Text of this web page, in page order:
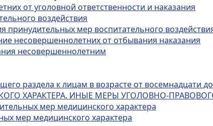
от уголовной ответственности и наказания
воздействия
принудительных мер воспитательного
несовершеннолетних от отбывания наказания
несовершеннолетним
раздела к лицам в возрасте от восемнадцати
ХАРАКТЕРА. ИНЫЕ МЕРЫ УГОЛОВНО-
мер медицинского характера
мер медицинского характера